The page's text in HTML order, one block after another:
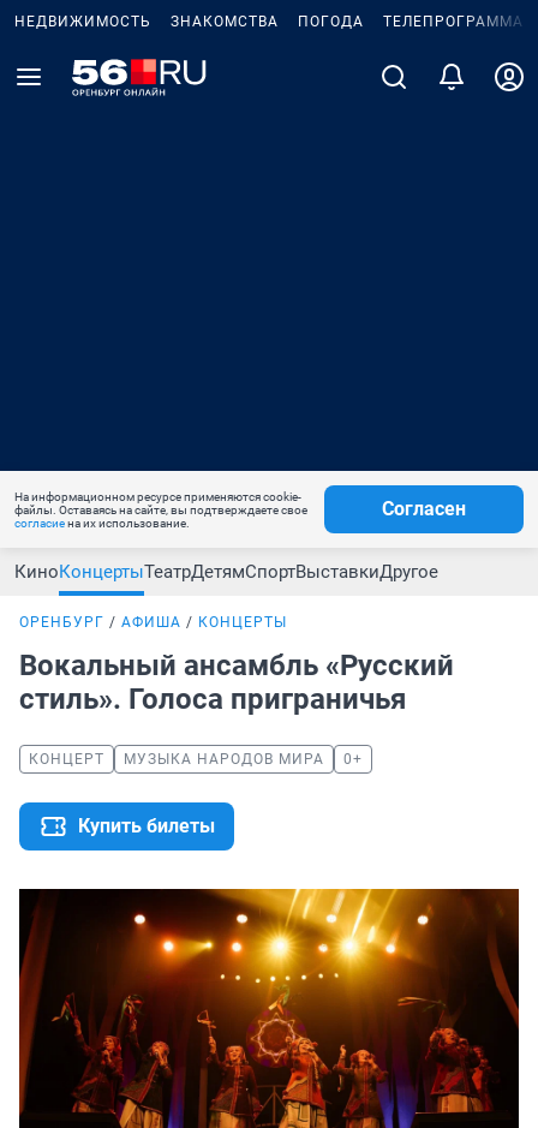
НЕДВИЖИМОСТЬ ЗНАКОМСТВА ПОГОДА ТЕЛЕПРОГРАММА
На информационном ресурсе применяются cookie-
файлы. Оставаясь на сайте, вы подтверждаете свое
согласиена их использование.
Согласен
КиноКонцертыТеатрДетямСпортВыставкиДругое
ОРЕНБУРГ АФИША КОНЦЕРТЫ
Вокальный ансамбль «Русский
стиль». Голоса приграничья
КОНЦЕРТ МУЗЫКА НАРОДОВ МИРА 0+
Купить билеты